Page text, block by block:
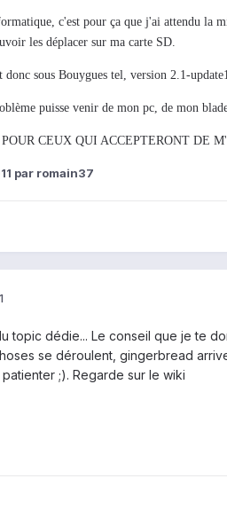
c'est pour ça que j'ai attendu la
les déplacer sur ma carte SD.
sous Bouygues tel, version 2.1-
puisse venir de mon pc, de mon
CEUX QUI ACCEPTERONT DE
par romain37
topic dédie... Le conseil que je te
se déroulent, gingerbread
;). Regarde sur le wiki